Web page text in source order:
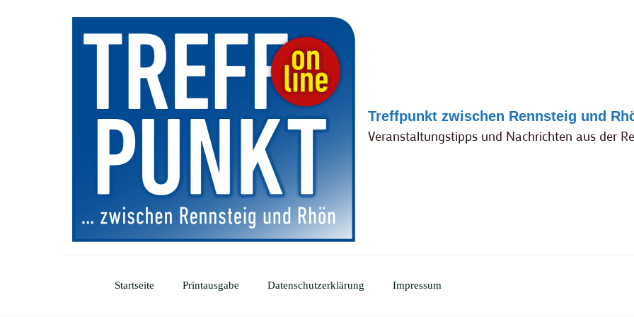
Treffpunkt zwischen Rennsteig und
Veranstaltungstipps und Nachrichten aus der
Startseite Printausgabe Datenschutzerklärung Impressum